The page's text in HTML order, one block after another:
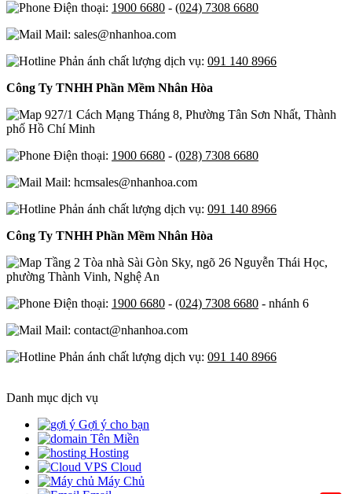
Điện thoại: 1900 6680 - (024) 7308 6680
Mail: sales@nhanhoa.com
Phản ánh chất lượng dịch vụ: 091 140 8966
Công Ty TNHH Phần Mềm Nhân Hòa
927/1 Cách Mạng Tháng 8, Phường Tân Sơn Nhất, Thành
phố Hồ Chí Minh
Điện thoại: 1900 6680 - (028) 7308 6680
Mail: hcmsales@nhanhoa.com
Phản ánh chất lượng dịch vụ: 091 140 8966
Công Ty TNHH Phần Mềm Nhân Hòa
Tầng 2 Tòa nhà Sài Gòn Sky, ngõ 26 Nguyễn Thái Học,
phường Thành Vinh, Nghệ An
Điện thoại: 1900 6680 - (024) 7308 6680 - nhánh 6
Mail: contact@nhanhoa.com
Phản ánh chất lượng dịch vụ: 091 140 8966
Danh mục dịch vụ
Gợi ý cho bạn
Tên Miền
Hosting
Cloud
Máy Chủ